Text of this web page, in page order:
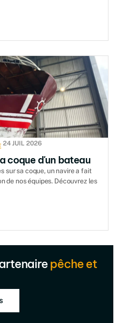
24 JUIL 2026
coque d'un bateau
sur sa coque, un navire a fait
de nos équipes. Découvrez les
pêche et